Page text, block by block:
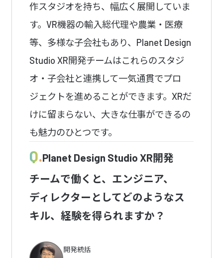
作スタジオを持ち、幅広く展開していま
す。VR機器の輸入総代理や農業・医療
等、多様な子会社もあり、Planet Design
Studio XR開発チームはこれらのスタジ
オ・子会社と連携して一気通貫でプロ
ジェクトを進めることができます。XRだ
けに留まらない、大きな仕事ができるの
も魅力のひとつです。
Q.Planet Design Studio XR開発
チームで働くと、エンジニア、
ディレクターとしてどのようなス
キル、経験を得られますか？
開発統括